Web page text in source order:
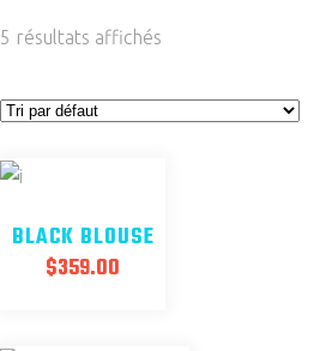
5 résultats affichés
BLACK BLOUSE
$359.00